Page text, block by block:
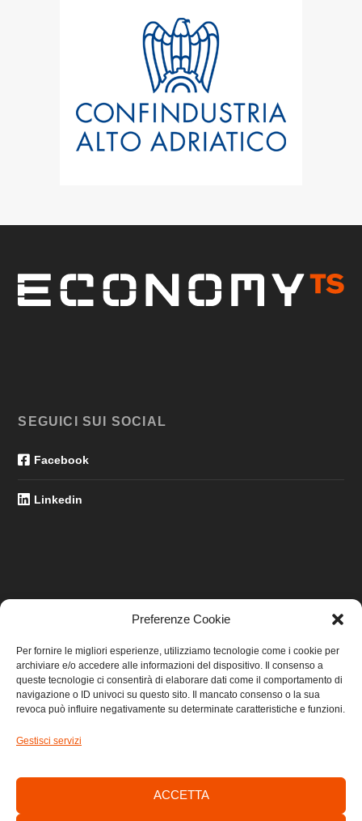
Preferenze Cookie
Per fornire le migliori esperienze, utilizziamo tecnologie come i cookie per
archiviare e/o accedere alle informazioni del dispositivo. Il consenso a
queste tecnologie ci consentirà di elaborare dati come il comportamento di
navigazione o ID univoci su questo sito. Il mancato consenso o la sua
revoca può influire negativamente su determinate caratteristiche e funzioni.
Gestisci servizi
ACCETTA
SEGUICI SUI SOCIAL
Facebook
Linkedin
Home
Privacy